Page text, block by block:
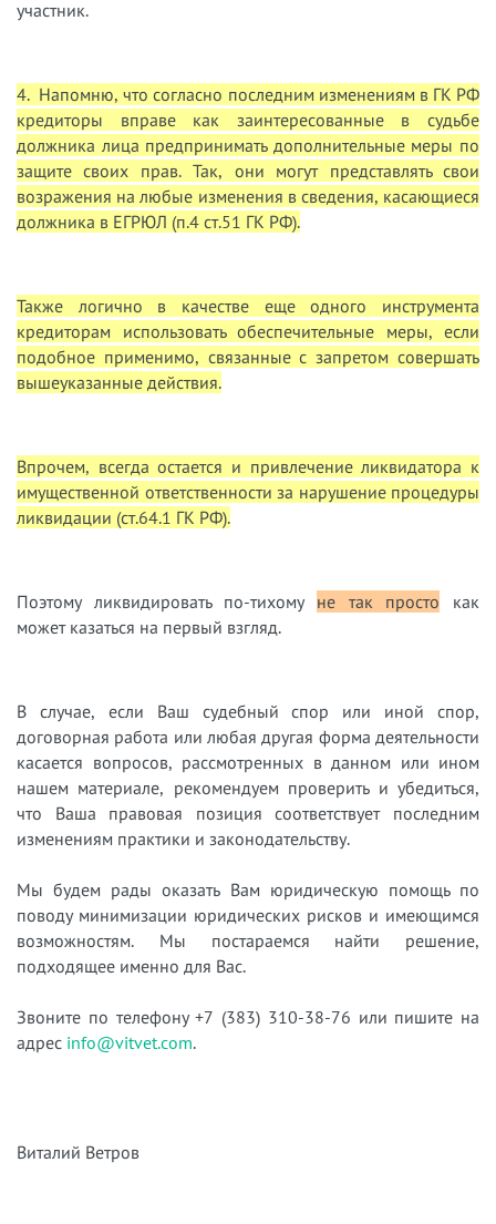
участник.
4. Напомню, что согласно последним изменениям в ГК РФ
кредиторы вправе как заинтересованные в судьбе
должника лица предпринимать дополнительные меры по
защите своих прав. Так, они могут представлять свои
возражения на любые изменения в сведения, касающиеся
должника в ЕГРЮЛ (п.4 ст.51 ГК РФ).
Также логично в качестве еще одного инструмента
кредиторам использовать обеспечительные меры, если
подобное применимо, связанные с запретом совершать
вышеуказанные действия.
Впрочем, всегда остается и привлечение ликвидатора к
имущественной ответственности за нарушение процедуры
ликвидации (ст.64.1 ГК РФ).
Поэтому ликвидировать по-тихому не так просто как
может казаться на первый взгляд.
В случае, если Ваш судебный спор или иной спор,
договорная работа или любая другая форма деятельности
касается вопросов, рассмотренных в данном или ином
нашем материале, рекомендуем проверить и убедиться,
что Ваша правовая позиция соответствует последним
изменениям практики и законодательству.
Мы будем рады оказать Вам юридическую помощь по
поводу минимизации юридических рисков и имеющимся
возможностям. Мы постараемся найти решение,
подходящее именно для Вас.
Звоните по телефону +7 (383) 310-38-76 или пишите на
адрес info@vitvet.com.
Виталий Ветров